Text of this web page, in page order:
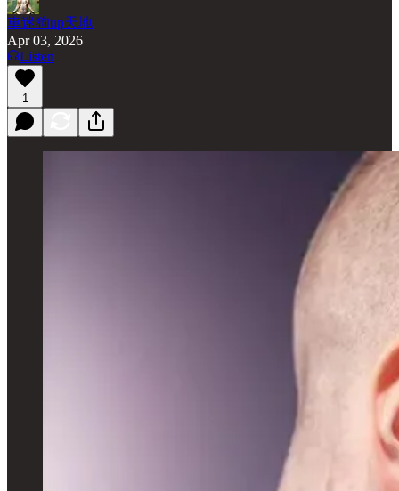
車迷狗up天地
Apr 03, 2026
Listen
1